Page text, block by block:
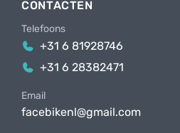
CONTACTEN
Telefoons
+31 6 81928746
+31 6 28382471
Email
facebikenl@gmail.com